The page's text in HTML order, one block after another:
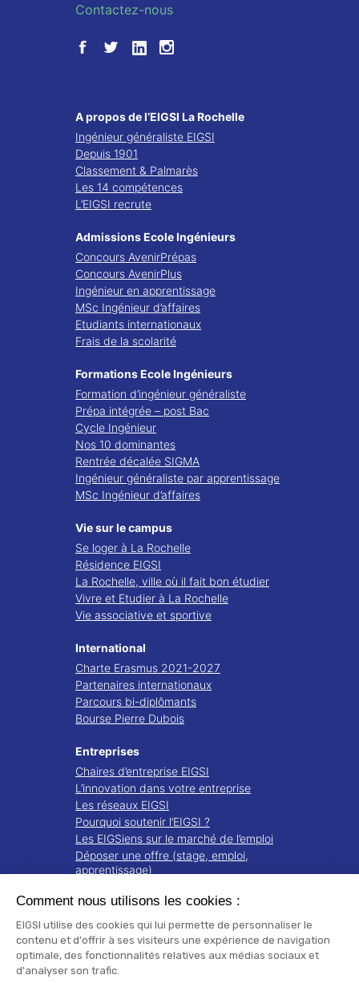
Contactez-nous
A propos de l’EIGSI La Rochelle
Ingénieur généraliste EIGSI
Depuis 1901
Classement & Palmarès
Les 14 compétences
L’EIGSI recrute
Admissions Ecole Ingénieurs
Concours AvenirPrépas
Concours AvenirPlus
Ingénieur en apprentissage
MSc Ingénieur d’affaires
Etudiants internationaux
Frais de la scolarité
Formations Ecole Ingénieurs
Formation d’ingénieur généraliste
Prépa intégrée – post Bac
Cycle Ingénieur
Nos 10 dominantes
Rentrée décalée SIGMA
Ingénieur généraliste par apprentissage
MSc Ingénieur d’affaires
Vie sur le campus
Se loger à La Rochelle
Résidence EIGSI
La Rochelle, ville où il fait bon étudier
Vivre et Etudier à La Rochelle
Vie associative et sportive
International
Charte Erasmus 2021-2027
Partenaires internationaux
Parcours bi-diplômants
Bourse Pierre Dubois
Entreprises
Chaires d’entreprise EIGSI
L’innovation dans votre entreprise
Les réseaux EIGSI
Pourquoi soutenir l’EIGSI ?
Les EIGSiens sur le marché de l’emploi
Déposer une offre (stage, emploi,
apprentissage)
Recherche
Projets de recherche
Notre écosystème
Publications
Comment nous utilisons les cookies :
EIGSI utilise des cookies qui lui permette de personnaliser le
contenu et d'offrir à ses visiteurs une expérience de navigation
optimale, des fonctionnalités relatives aux médias sociaux et
d'analyser son trafic.